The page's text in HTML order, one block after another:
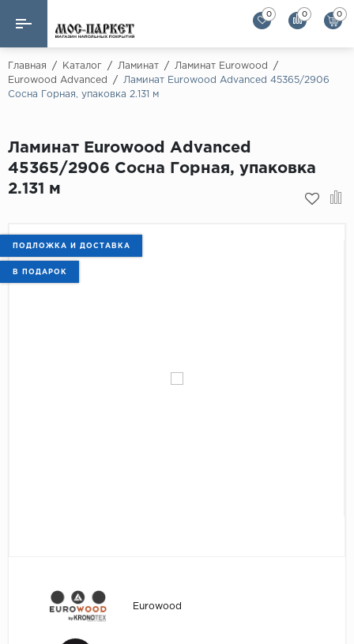
Назад
Ламинат
Назад
Alpine Floor
Alpine Floor by
Паркетная доска
Массивная доска
0 0 0
Главная / Каталог / Ламинат / Ламинат Eurowood
/
Eurowood Advanced
/
Ламинат Eurowood Advanced 45365/2906
Сосна Горная, упаковка 2.131 м
Ламинат Eurowood Advanced
45365/2906 Сосна Горная, упаковка
2.131 м
ПОДЛОЖКА И ДОСТАВКА
В ПОДАРОК
Eurowood